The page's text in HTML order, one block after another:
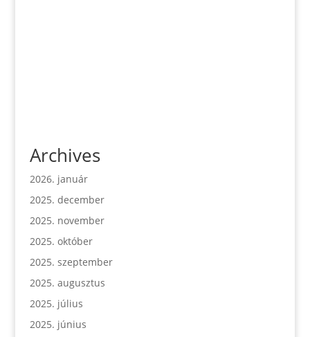
Archives
2026. január
2025. december
2025. november
2025. október
2025. szeptember
2025. augusztus
2025. július
2025. június